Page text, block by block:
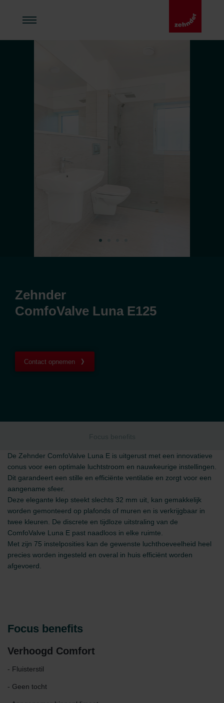
Zehnder
ComfoValve Luna E125
Contact opnemen
Focus benefits
De Zehnder ComfoValve Luna E is uitgerust met een innovatieve
conus voor een optimale luchtstroom en nauwkeurige instellingen.
Dit garandeert een stille en efficiënte ventilatie en zorgt voor een
aangename sfeer.
Deze elegante klep steekt slechts 32 mm uit, kan gemakkelijk
worden gemonteerd op plafonds of muren en is verkrijgbaar in
twee kleuren. De discrete en tijdloze uitstraling van de
ComfoValve Luna E past naadloos in elke ruimte.
Met zijn 75 instelposities kan de gewenste luchthoeveelheid heel
precies worden ingesteld en overal in huis efficiënt worden
afgevoerd.
Focus benefits
Verhoogd Comfort
- Fluisterstil
- Geen tocht